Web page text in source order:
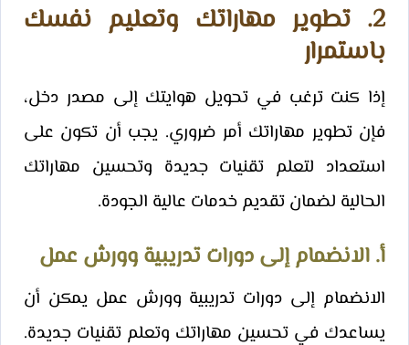
2. تطوير مهاراتك وتعليم نفسك
باستمرار
إذا كنت ترغب في تحويل هوايتك إلى مصدر دخل،
فإن تطوير مهاراتك أمر ضروري. يجب أن تكون على
استعداد لتعلم تقنيات جديدة وتحسين مهاراتك
الحالية لضمان تقديم خدمات عالية الجودة.
أ. الانضمام إلى دورات تدريبية وورش عمل
الانضمام إلى دورات تدريبية وورش عمل يمكن أن
يساعدك في تحسين مهاراتك وتعلم تقنيات جديدة.